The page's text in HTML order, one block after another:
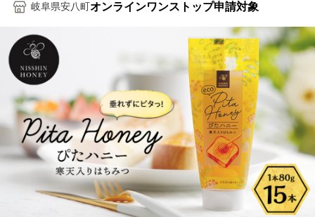
岐阜県安八町 オンラインワンストップ申請対象